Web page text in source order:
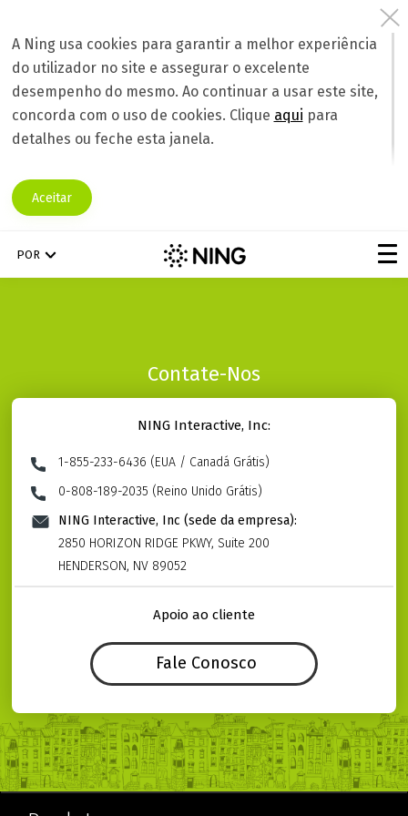
A Ning usa cookies para garantir a melhor experiência
do utilizador no site e assegurar o excelente
desempenho do mesmo. Ao continuar a usar este site,
concorda com o uso de cookies. Clique aqui para
detalhes ou feche esta janela.
Aceitar
POR
Contate-Nos
NING Interactive, Inc:
1-855-233-6436 (EUA / Canadá Grátis)
0-808-189-2035 (Reino Unido Grátis)
NING Interactive, Inc (sede da empresa):
2850 HORIZON RIDGE PKWY, Suite 200
HENDERSON, NV 89052
Apoio ao cliente
Fale Conosco